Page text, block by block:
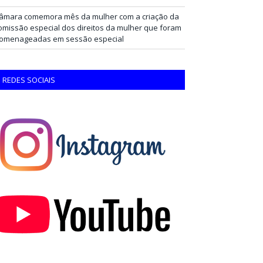
comemora mês da mulher com a criação da
especial dos direitos da mulher que foram
em sessão especial
REDES SOCIAIS